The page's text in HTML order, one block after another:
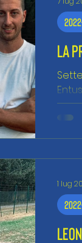
LA
1 lug